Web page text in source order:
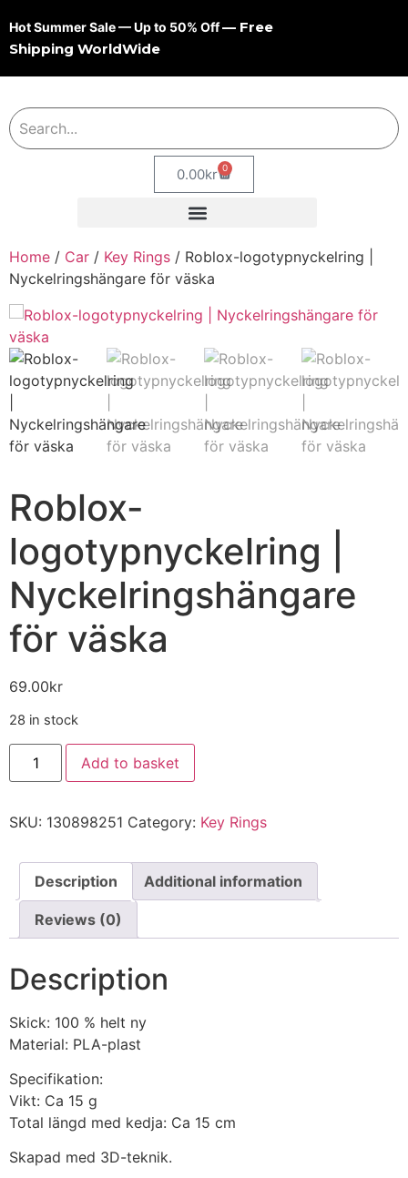
Hot Summer Sale — Up to 50% Off— Free
Shipping WorldWide
0.00kr 0
Home / Car / Key Rings / Roblox-logotypnyckelring |
Nyckelringshängare för väska
Roblox-
logotypnyckelring |
Nyckelringshängare
för väska
69.00kr
28 in stock
Add to basket
SKU: 130898251 Category: Key Rings
Description Additional information
Reviews (0)
Description
Skick: 100 % helt ny
Material: PLA-plast
Specifikation:
Vikt: Ca 15 g
Total längd med kedja: Ca 15 cm
Skapad med 3D-teknik.